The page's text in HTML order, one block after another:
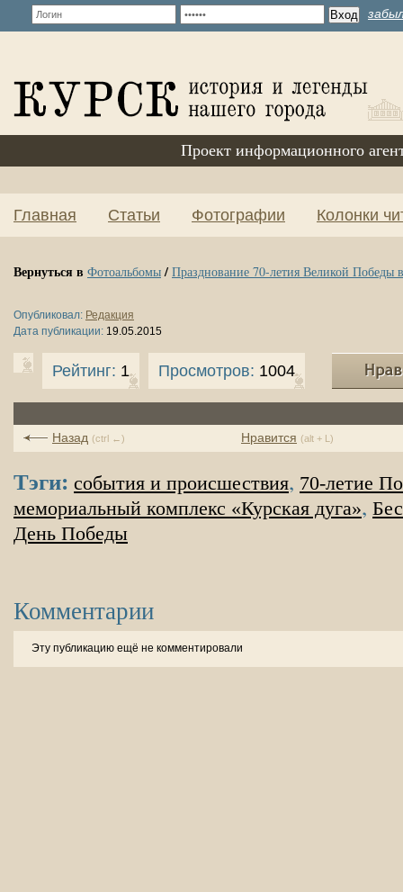
Проект информационного
Главная Статьи Фотографии Колонки
Вернуться в Фотоальбомы/ Празднование 70-летия Великой Победы
Опубликовал: Редакция
Дата публикации: 19.05.2015
Рейтинг: 1 Просмотров: 1004
Нравится (alt + L)
Назад (ctrl ←)
Тэги: события и происшествия, 70-летие
мемориальный комплекс «Курская дуга»,
День Победы
Комментарии
Эту публикацию ещё не комментировали